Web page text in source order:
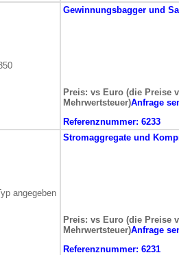
Gewinnungsbagger und
Preis: vs Euro (die Preise
Mehrwertsteuer)Anfrage
Referenznummer: 6233
angegeben
Stromaggregate und
Preis: vs Euro (die Preise
Mehrwertsteuer)Anfrage
Referenznummer: 6231